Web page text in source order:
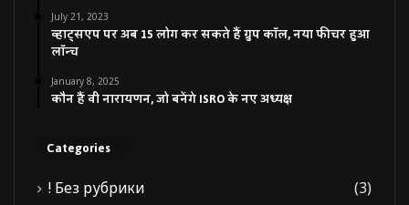
July 21, 2023
व्हाट्सएप पर अब 15 लोग कर सकते हैं ग्रुप कॉल, नया फीचर हुआ
लॉन्च
January 8, 2025
कौन हैं वी नारायणन, जो बनेंगे ISRO के नए अध्यक्ष
Categories
! Без рубрики
(3)